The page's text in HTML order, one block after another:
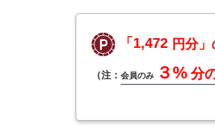
「1,472 円分」
（注： 会員のみ ３% 分